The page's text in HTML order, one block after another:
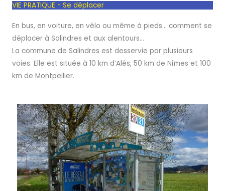
VIE PRATIQUE - Se déplacer
En bus, en voiture, en vélo ou même à pieds… comment se
déplacer à Salindres et aux alentours…
La commune de Salindres est desservie par plusieurs
voies. Elle est située à 10 km d’Alés, 50 km de Nîmes et 100
km de Montpellier.